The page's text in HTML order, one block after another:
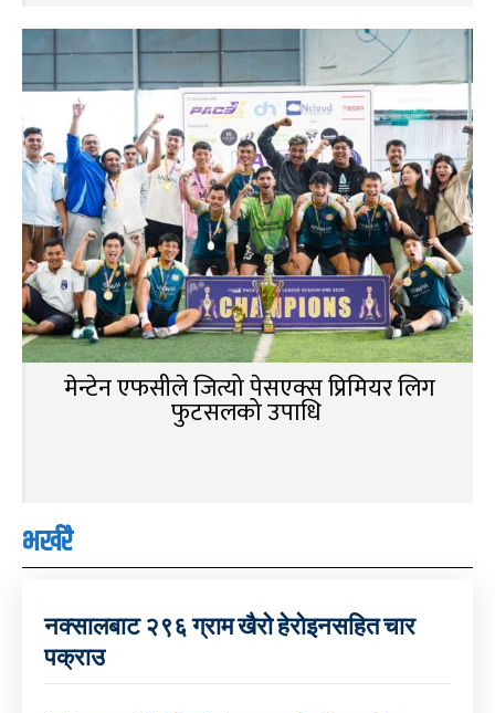
मेन्टेन एफसीले जित्यो पेसएक्स प्रिमियर लिग
फुटसलको उपाधि
भर्खरै
नक्सालबाट २९६ ग्राम खैरो हेरोइनसहित चार
पक्राउ